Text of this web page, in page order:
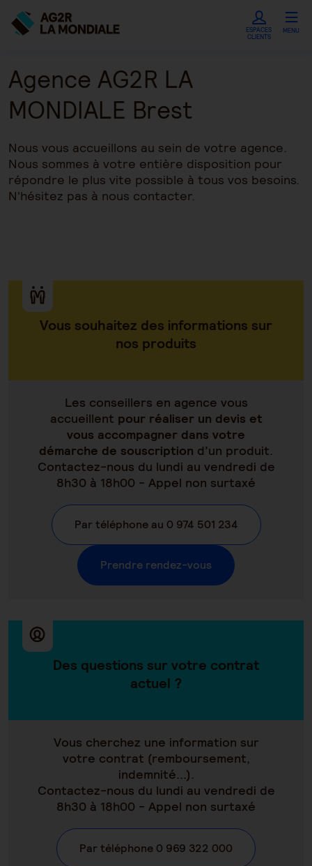
ESPACES
CLIENTS
MENU
Agence AG2R LA
MONDIALE Brest
Nous vous accueillons au sein de votre agence.
Nous sommes à votre entière disposition pour
répondre le plus vite possible à tous vos besoins.
N'hésitez pas à nous contacter.
Vous souhaitez des informations sur
nos produits
Les conseillers en agence vous
accueillent pour réaliser un devis et
vous accompagner dans votre
démarche de souscription d’un produit.
Contactez-nous du lundi au vendredi de
8h30 à 18h00 - Appel non surtaxé
Par téléphone au 0 974 501 234
Prendre rendez-vous
Des questions sur votre contrat
actuel ?
Vous cherchez une information sur
votre contrat (remboursement,
indemnité...).
Contactez-nous du lundi au vendredi de
8h30 à 18h00 - Appel non surtaxé
Par téléphone 0 969 322 000